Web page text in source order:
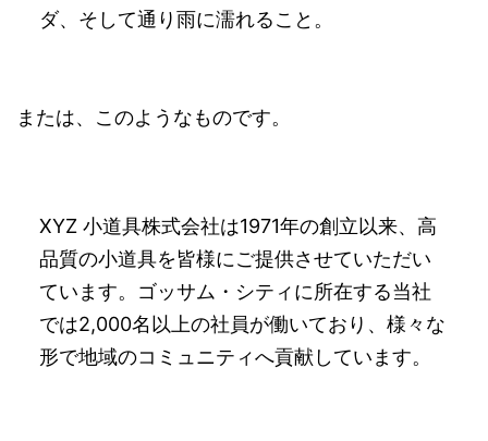
ダ、そして通り雨に濡れること。
または、このようなものです。
XYZ 小道具株式会社は1971年の創立以来、高
品質の小道具を皆様にご提供させていただい
ています。ゴッサム・シティに所在する当社
では2,000名以上の社員が働いており、様々な
形で地域のコミュニティへ貢献しています。